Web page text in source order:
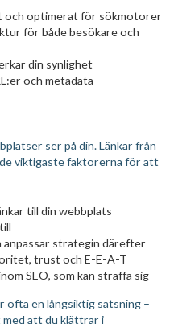
och optimerat för sökmotorer
för både besökare och
din synlighet
och metadata
ser på din. Länkar från
viktigaste faktorerna för att
till din webbplats
anpassar strategin därefter
trust och E-E-A-T
SEO, som kan straffa sig
en långsiktig satsning –
med att du klättrar i